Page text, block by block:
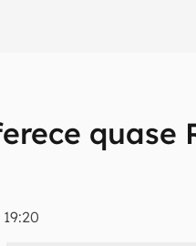
quase
tecnologia em primeira